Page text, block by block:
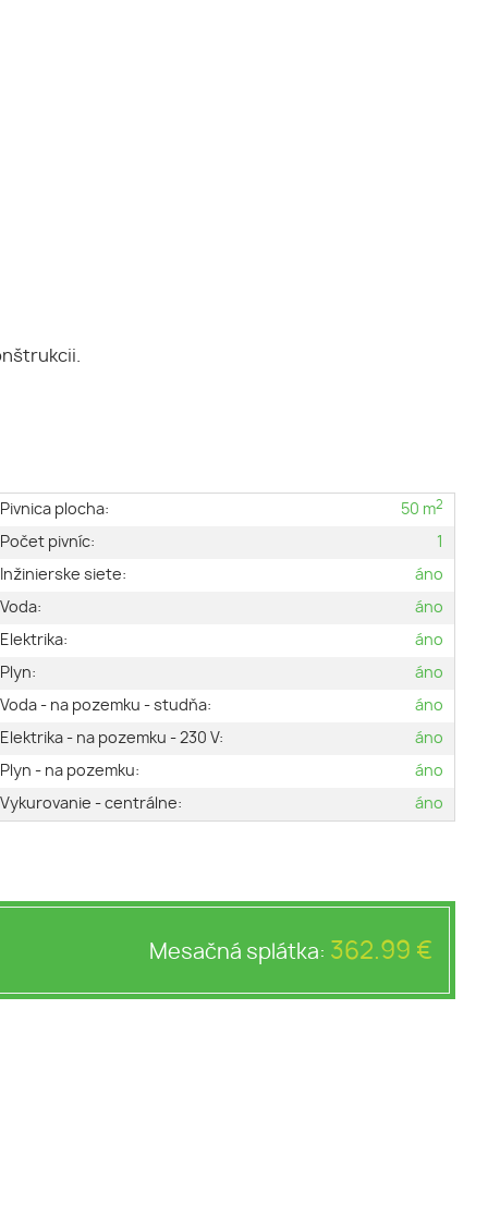
Pivnica plocha: 50 m2
Počet pivníc:
1
Inžinierske siete:
áno
Voda:
áno
Elektrika:
áno
Plyn:
áno
Voda - na pozemku - studňa:
áno
Elektrika - na pozemku - 230 V:
áno
Plyn - na pozemku:
áno
Vykurovanie - centrálne:
áno
Mesačná splátka: 362.99 €